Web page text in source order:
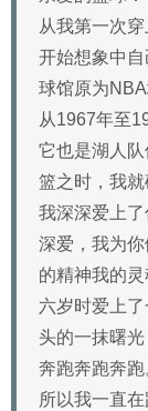
从我第一次
开始想象中
球馆原为NBA
从1967年至
它也是湖人
篮之时，我就
我深深爱上了
深爱，我为
的精神我的灵
六岁时爱上
头的一抹曙
奔跑奔跑奔跑
所以我一直